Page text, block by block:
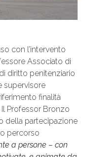
con l’intervento
Associato di
diritto penitenziario
supervisore
finalità
Professor Bronzo
della partecipazione
percorso
a persone – con